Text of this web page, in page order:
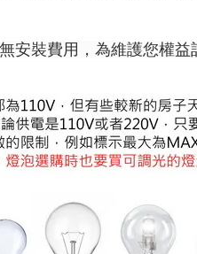
安裝費用，為維護您權